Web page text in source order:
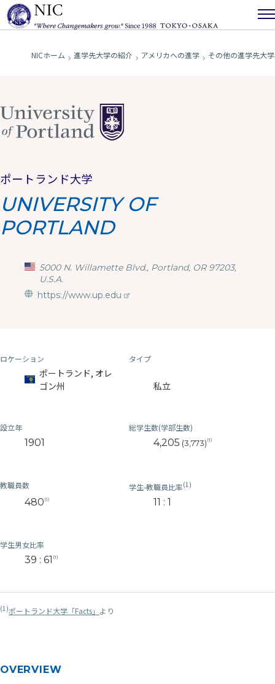
NICホーム 進学先大学の紹介 アメリカへの進学 その他の進学先大学
ポートランド大学
UNIVERSITY OF
PORTLAND
5000 N. Willamette Blvd., Portland, OR 97203,
U.S.A.
https://www.up.edu
ロケーション
ポートランド, オレ
ゴン州
タイプ
私立
設立年
1901
総学生数(学部生数)
4,205 (3,773) (1)
教職員数
480 (1)
学生-教職員比率(1)
11 : 1
学生男女比率
39 : 61 (1)
(1)ポートランド大学「Facts」 より
OVERVIEW